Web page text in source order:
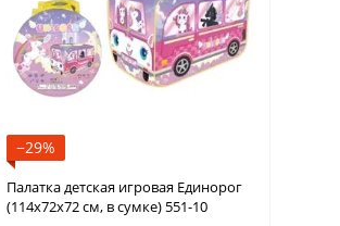
−29%
Палатка детская игровая Единорог
(114х72х72 см, в сумке) 551-10